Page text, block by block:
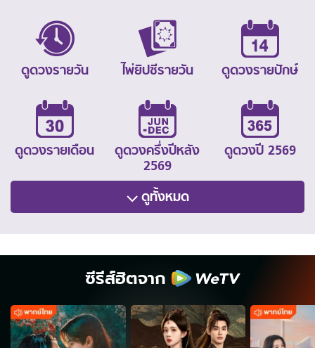
ดูดวงรายวัน ไพ่ยิปซีรายวัน ดูดวงรายปักษ์
ดูดวงรายเดือน
ดูดวงครึ่งปีหลัง
2569
ดูดวงปี 2569
ดูทั้งหมด
ซีรีส์ฮิตจาก